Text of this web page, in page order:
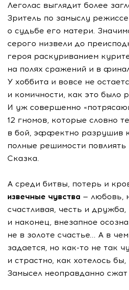
Леголас выглядит более
Зритель по замыслу
о судьбе его матери.
серого низвели до
героя раскуриванием
на полях сражений и в
У хоббита и вовсе не
и комичности, как это было
И уж совершенно
12 гномов, которые словно
в бой, эффектно разрушив
полные решимости повлиять
Сказка.
А среди битвы, потерь и
извечные чувства — любовь,
счастливая, честь и дружба,
и наконец, внезапное
не в золоте счастье... А в
задается, но как-то не так
и страстно, как хотелось
Замысел неоправданно сжат